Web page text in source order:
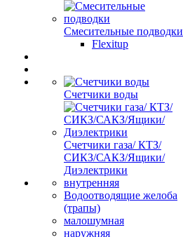
Смесительные подводки
Flexitup
Счетчики воды
Счетчики газа/ КТЗ/
СИКЗ/САКЗ/Ящики/
Диэлектрики
внутренняя
Водоотводящие желоба
(трапы)
малошумная
наружняя